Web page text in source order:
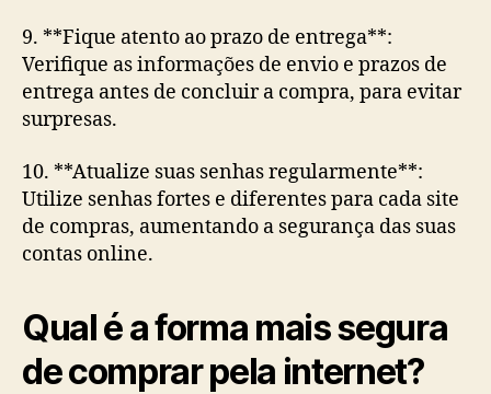
9. **Fique atento ao prazo de entrega**:
Verifique as informações de envio e prazos de
entrega antes de concluir a compra, para evitar
surpresas.
10. **Atualize suas senhas regularmente**:
Utilize senhas fortes e diferentes para cada site
de compras, aumentando a segurança das suas
contas online.
Qual é a forma mais segura
de comprar pela internet?